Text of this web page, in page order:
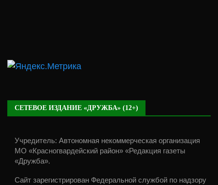
СЕТЕВОЕ ИЗДАНИЕ «ДРУЖБА» (12+)
Учредитель: Автономная некоммерческая организация
МО «Красногвардейский район» «Редакция газеты
«Дружба».
Сайт зарегистрирован Федеральной службой по надзору